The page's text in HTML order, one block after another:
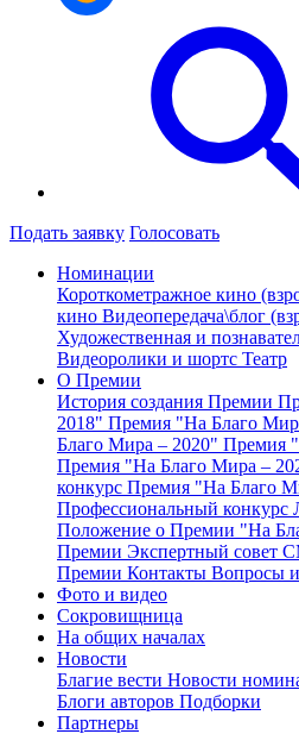
Подать заявку Голосовать
Номинации
Короткометражное кино
кино Видеопередача\блог
Художественная и
Видеоролики и шортс Театр
О Премии
История создания Премии
2018" Премия "На Благо
Благо Мира – 2020" Премия
Премия "На Благо Мира –
конкурс Премия "На Благо
Профессиональный конкурс
Положение о Премии "На
Премии Экспертный совет
Премии Контакты Вопросы
Фото и видео
Сокровищница
На общих началах
Новости
Благие вести Новости
Блоги авторов Подборки
Партнеры